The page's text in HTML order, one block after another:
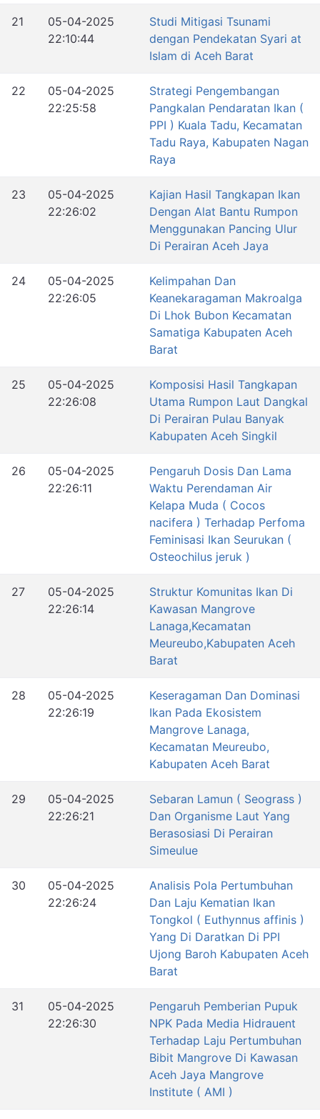
21
05-04-2025
22:10:44
Studi Mitigasi Tsunami
dengan Pendekatan Syari at
Islam di Aceh Barat
22
05-04-2025
22:25:58
Strategi Pengembangan
Pangkalan Pendaratan Ikan (
PPI ) Kuala Tadu, Kecamatan
Tadu Raya, Kabupaten Nagan
Raya
23
05-04-2025
22:26:02
Kajian Hasil Tangkapan Ikan
Dengan Alat Bantu Rumpon
Menggunakan Pancing Ulur
Di Perairan Aceh Jaya
24
05-04-2025
22:26:05
Kelimpahan Dan
Keanekaragaman Makroalga
Di Lhok Bubon Kecamatan
Samatiga Kabupaten Aceh
Barat
25
05-04-2025
22:26:08
Komposisi Hasil Tangkapan
Utama Rumpon Laut Dangkal
Di Perairan Pulau Banyak
Kabupaten Aceh Singkil
26
05-04-2025
22:26:11
Pengaruh Dosis Dan Lama
Waktu Perendaman Air
Kelapa Muda ( Cocos
nacifera ) Terhadap Perfoma
Feminisasi Ikan Seurukan (
Osteochilus jeruk )
27
05-04-2025
22:26:14
Struktur Komunitas Ikan Di
Kawasan Mangrove
Lanaga,Kecamatan
Meureubo,Kabupaten Aceh
Barat
28
05-04-2025
22:26:19
Keseragaman Dan Dominasi
Ikan Pada Ekosistem
Mangrove Lanaga,
Kecamatan Meureubo,
Kabupaten Aceh Barat
29
05-04-2025
22:26:21
Sebaran Lamun ( Seograss )
Dan Organisme Laut Yang
Berasosiasi Di Perairan
Simeulue
30
05-04-2025
22:26:24
Analisis Pola Pertumbuhan
Dan Laju Kematian Ikan
Tongkol ( Euthynnus affinis )
Yang Di Daratkan Di PPI
Ujong Baroh Kabupaten Aceh
Barat
31
05-04-2025
22:26:30
Pengaruh Pemberian Pupuk
NPK Pada Media Hidrauent
Terhadap Laju Pertumbuhan
Bibit Mangrove Di Kawasan
Aceh Jaya Mangrove
Institute ( AMI )